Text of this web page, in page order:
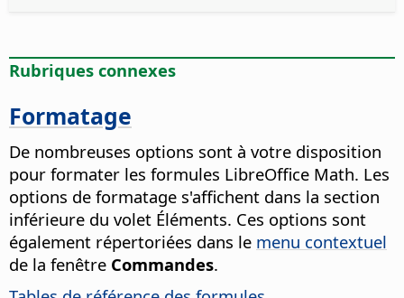
Rubriques connexes
Formatage
De nombreuses options sont à votre disposition
pour formater les formules LibreOffice Math. Les
options de formatage s'affichent dans la section
inférieure du volet Éléments. Ces options sont
également répertoriées dans le menu contextuel
de la fenêtre Commandes.